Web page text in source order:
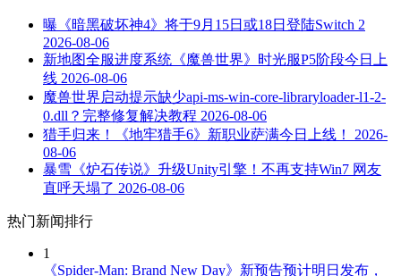
曝《暗黑破坏神4》将于9月15日或18日登陆Switch 2
2026-08-06
新地图全服进度系统《魔兽世界》时光服P5阶段今日上
线 2026-08-06
魔兽世界启动提示缺少api-ms-win-core-libraryloader-l1-2-
0.dll？完整修复解决教程 2026-08-06
猎手归来！《地牢猎手6》新职业萨满今日上线！
2026-
08-06
暴雪《炉石传说》升级Unity引擎！不再支持Win7 网友
直呼天塌了 2026-08-06
热门新闻排行
1
《Spider-Man: Brand New Day》新预告预计明日发布，